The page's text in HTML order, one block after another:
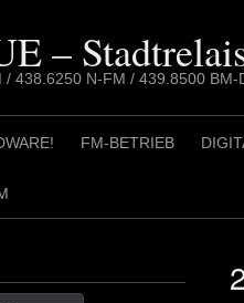
–
/ 438.6250 N-FM / 439.8500 BM-
FM-BETRIEB